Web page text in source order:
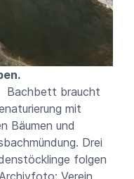
Bachbett braucht
mit
Bäumen und
Drei
folgen
Verein